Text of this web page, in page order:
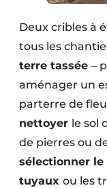
Deux cribles à
tous les
terre tassée –
aménager un
parterre de
nettoyer le sol
de pierres ou
sélectionner
tuyaux ou les